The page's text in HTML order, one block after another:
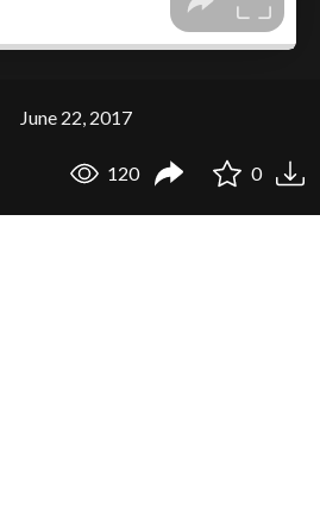
June 22, 2017
120 0